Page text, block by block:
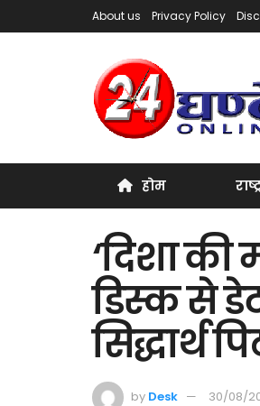
About us Privacy Policy
होम
‘दिशा
डिस्क से
सिद्धार्थ
by Desk 30/08/